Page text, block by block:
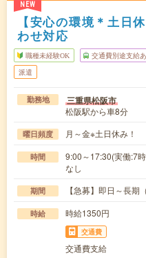
NEW
【安心の環境＊土日
わせ対応
職種未経験OK 交通費別途支給
派遣
勤務地 三重県松阪市
松阪駅から車8分
曜日頻度 月～金※土日休み！
時間
9:00～17:30(実働:7
なし
期間 【急募】即日～長期
時給 時給1350円
交通費
交通費支給